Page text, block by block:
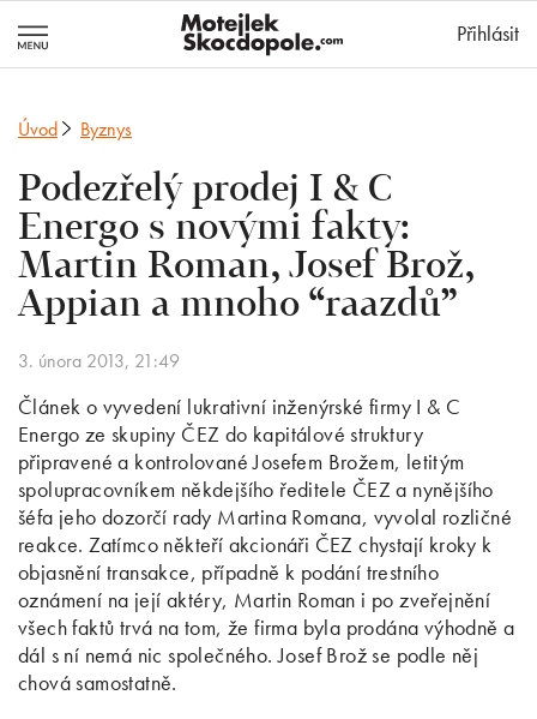
Přihlásit
Úvod Byznys
Podezřelý prodej I & C
Energo s novými fakty:
Martin Roman, Josef Brož,
Appian a mnoho “raazdů”
3. února 2013, 21:49
Článek o vyvedení lukrativní inženýrské firmy I & C
Energo ze skupiny ČEZ do kapitálové struktury
připravené a kontrolované Josefem Brožem, letitým
spolupracovníkem někdejšího ředitele ČEZ a nynějšího
šéfa jeho dozorčí rady Martina Romana, vyvolal rozličné
reakce. Zatímco někteří akcionáři ČEZ chystají kroky k
objasnění transakce, případně k podání trestního
oznámení na její aktéry, Martin Roman i po zveřejnění
všech faktů trvá na tom, že firma byla prodána výhodně a
dál s ní nemá nic společného. Josef Brož se podle něj
chová samostatně.